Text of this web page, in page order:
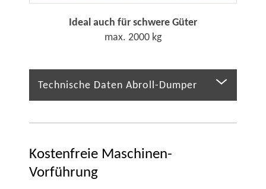
Ideal auch für schwere Güter
max. 2000 kg
Technische Daten Abroll-Dumper
Kostenfreie Maschinen-
Vorführung